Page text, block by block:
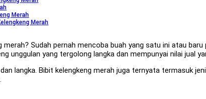
Merah
Merah
merah? Sudah pernah mencoba buah yang satu ini atau
unggulan yang tergolong langka dan mempunyai nilai jual
langka. Bibit kelengkeng merah juga ternyata termasuk